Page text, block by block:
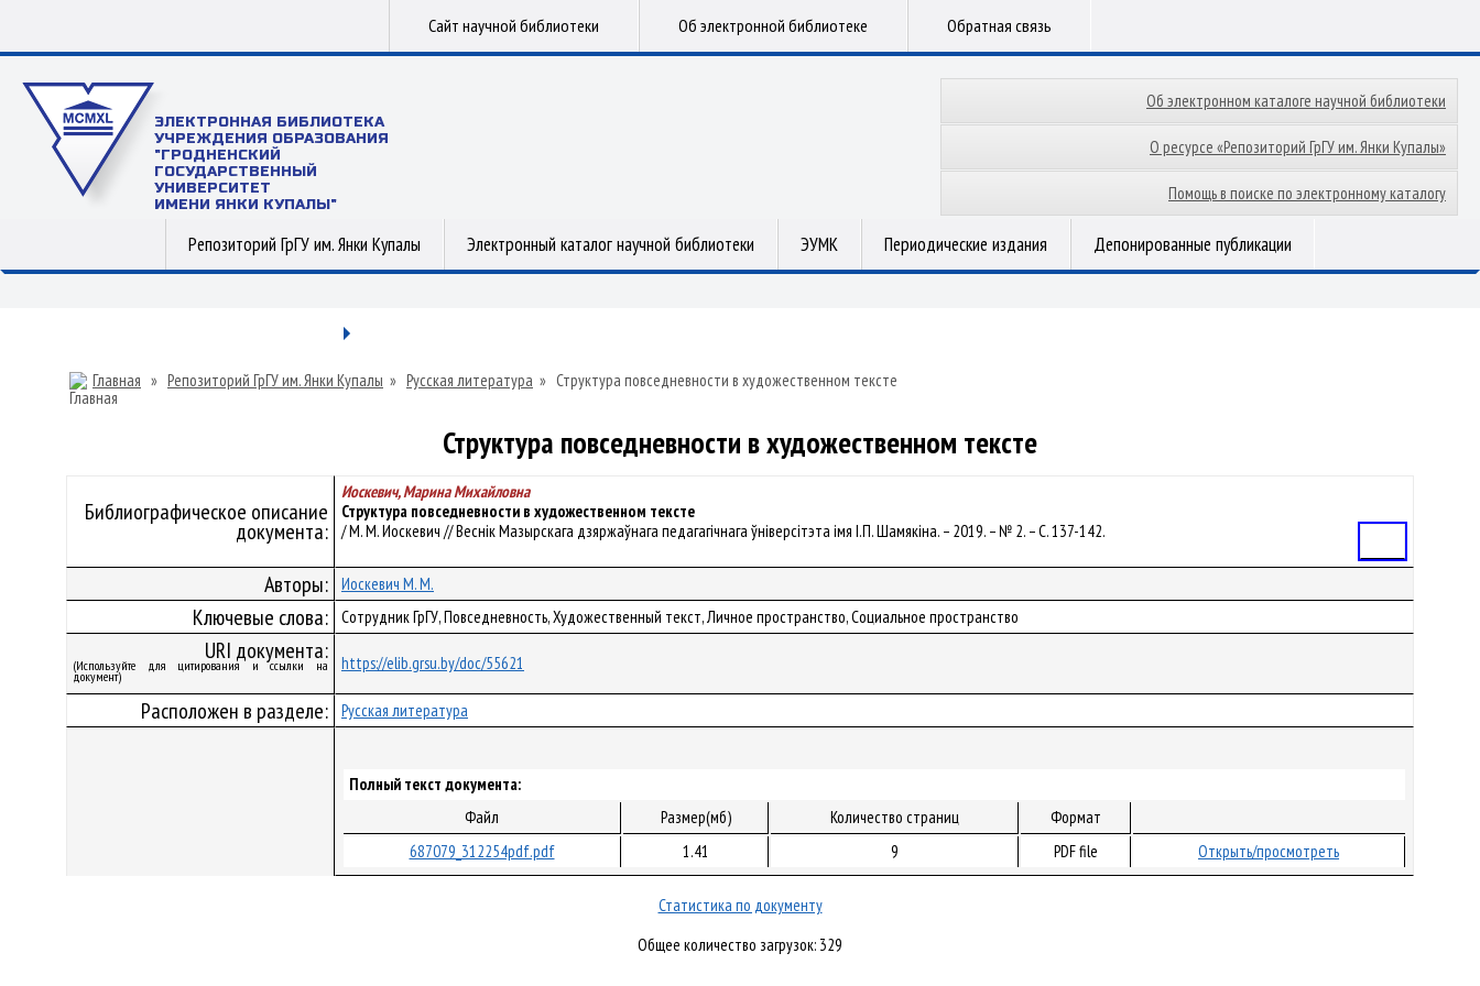
Сайт научной библиотеки Об электронной библиотеке Обратная связь
ЭЛЕКТРОННАЯ БИБЛИОТЕКА
УЧРЕЖДЕНИЯ ОБРАЗОВАНИЯ
"ГРОДНЕНСКИЙ
ГОСУДАРСТВЕННЫЙ
УНИВЕРСИТЕТ
ИМЕНИ ЯНКИ КУПАЛЫ"
Об электронном каталоге научной библиотеки
О ресурсе «Репозиторий ГрГУ им. Янки Купалы»
Помощь в поиске по электронному каталогу
Репозиторий ГрГУ им. Янки Купалы Электронный каталог научной библиотеки ЭУМК Периодические издания Депонированные публикации
Главная » Репозиторий ГрГУ им. Янки Купалы » Русская литература » Структура повседневности в художественном тексте
Структура повседневности в художественном тексте
Библиографическое описание
документа:
Иоскевич, Марина Михайловна
Структура повседневности в художественном тексте
/ М. М. Иоскевич // Веснік Мазырскага дзяржаўнага педагагічнага ўніверсітэта імя І.П. Шамякіна. – 2019. – № 2. – С. 137-142.
Авторы: Иоскевич М. М.
Ключевые слова: Сотрудник ГрГУ, Повседневность, Художественный текст, Личное пространство, Социальное пространство
URI документа:
(Используйте для цитирования и ссылки на
документ)
https://elib.grsu.by/doc/55621
Расположен в разделе: Русская литература
Полный текст документа:
Файл
Размер(мб) Количество страниц
Формат
687079_312254pdf.pdf
1.41 9 PDF file Открыть/просмотреть
Статистика по документу
Общее количество загрузок: 329